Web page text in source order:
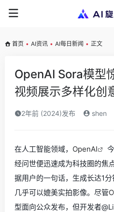
首页 • AI资讯 • AI每日新闻 • 正文
OpenAI Sora模型
视频展示多样化创
2年前 (2024)发布 shen
在人工智能领域， OpenAI
经问世便迅速成为科技圈的焦
据用户的一句话，生成长达1分
几乎可以媲美实拍影像。尽管
型面向公众发布，但开发者